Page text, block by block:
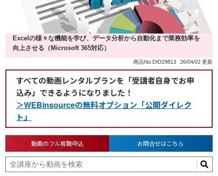
Excelの様々な機能を学び、データ分析から自動化まで業務効率を
向上させる（Microsoft 365対応）
商品No.DID29813 26/04/02 更新
すべての動画レンタルプランを「受講者自身でお申
込み」できるようになりました！
＞WEBinsourceの無料オプション「公開ダイレク
ト」
動画のフル視聴申込 お問合せはこちら